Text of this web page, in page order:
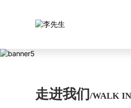
走进我们 /WALK